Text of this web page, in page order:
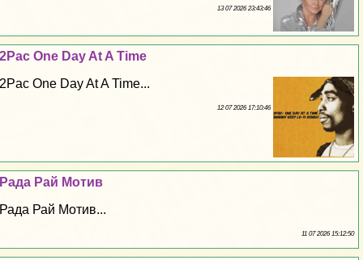
13 07 2026 23:43:46
2Pac One Day At A Time
2Pac One Day At A Time...
12 07 2026 17:10:46
Рада Рай Мотив
Рада Рай Мотив...
11 07 2026 15:12:50